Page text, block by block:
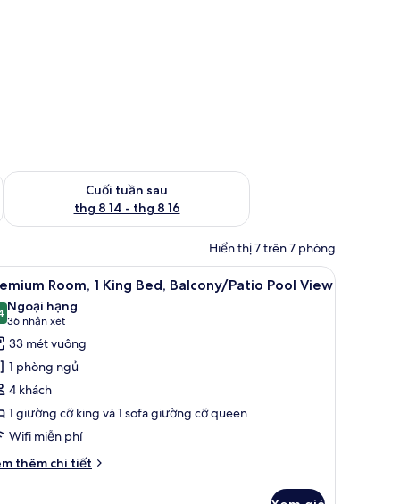
thg 8 7 - thg 8 9
Cuối tuần sau
thg 8 14 - thg 8 16
Kiểm tra lượng phòng cuối tuần tới từ thg 8 14 - thg 8 16
Hiển thị 7 trên 7 phòng
có lớp đệm bông, bàn
Patio
Premium Room, 1 King Bed, Balcony/Patio
10 Room, 1 King Bed, Balcony/Patio Pool View
trên 10
Ngoại hạng
36 nhận xét
(36
nhận
xét)
33 mét vuông
1 phòng ngủ
4 khách
1 giường cỡ king và 1 sofa giường cỡ queen
Wifi miễn phí
thêm chi tiết